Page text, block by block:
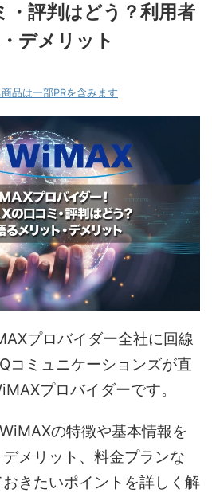
評判はどう？利用者
デメリット
品は一部PRを含みます
プロバイダー全社に回線
コミュニケーションズが直
プロバイダーです。
の特徴や基本情報を
メリット、料金プランな
きたいポイントを詳しく解